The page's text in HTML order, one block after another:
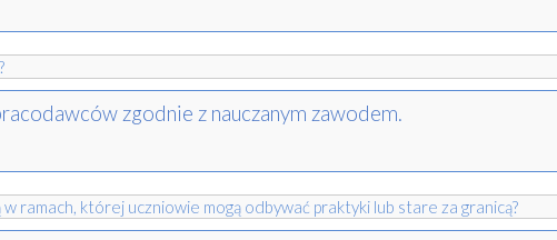
zgodnie z nauczanym zawodem.
ramach, której uczniowie mogą odbywać praktyki lub stare za granicą?